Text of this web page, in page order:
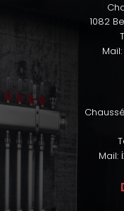
1082
Mail:
Mail: